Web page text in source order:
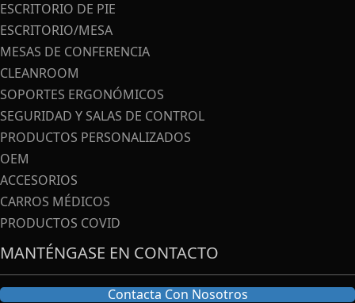
ESCRITORIO DE PIE
ESCRITORIO/MESA
MESAS DE CONFERENCIA
CLEANROOM
SOPORTES ERGONÓMICOS
SEGURIDAD Y SALAS DE CONTROL
PRODUCTOS PERSONALIZADOS
OEM
ACCESORIOS
CARROS MÉDICOS
PRODUCTOS COVID
MANTÉNGASE EN CONTACTO
Contacta Con Nosotros